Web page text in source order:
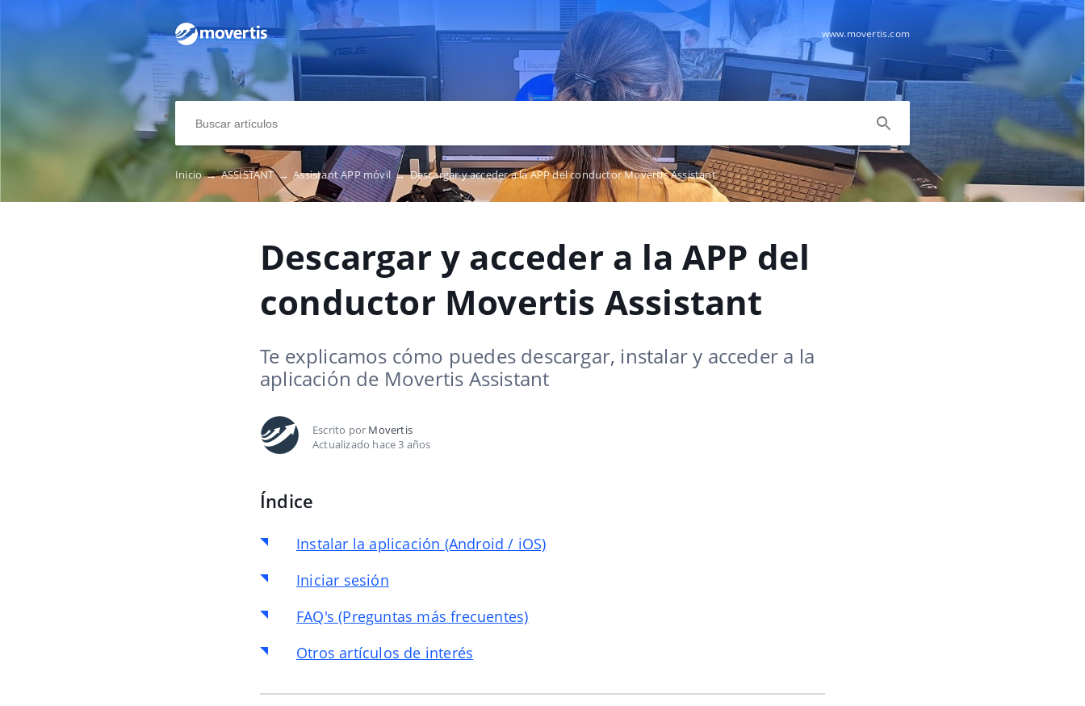
www.movertis.com
Inicio→ ASSISTANT→ Assistant APP móvil→ Descargar y acceder a la APP del conductor Movertis Assistant
Descargar y acceder a la APP del
conductor Movertis Assistant
Te explicamos cómo puedes descargar, instalar y acceder a la
aplicación de Movertis Assistant
Escrito por Movertis
Actualizado hace 3 años
Índice
Instalar la aplicación (Android / iOS)
Iniciar sesión
FAQ's (Preguntas más frecuentes)
Otros artículos de interés